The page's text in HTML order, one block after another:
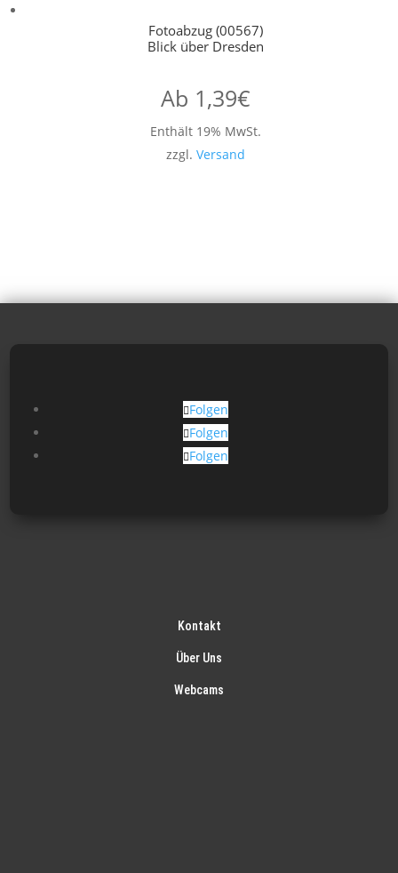
Fotoabzug (00567)
Blick über Dresden
Ab 1,39€
Enthält 19% MwSt.
zzgl. Versand
Folgen
Folgen
Folgen
Kontakt
Über Uns
Webcams